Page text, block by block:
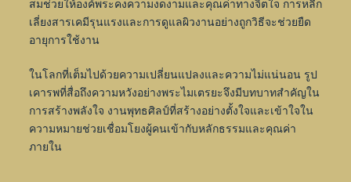
สมช่วยให้องค์พระคงความงดงามและคุณค่าทางจิตใจ การหลีก
เลี่ยงสารเคมีรุนแรงและการดูแลผิวงานอย่างถูกวิธีจะช่วยยืด
อายุการใช้งาน
ในโลกที่เต็มไปด้วยความเปลี่ยนแปลงและความไม่แน่นอน รูป
เคารพที่สื่อถึงความหวังอย่างพระไมเตรยะจึงมีบทบาทสำคัญใน
การสร้างพลังใจ งานพุทธศิลป์ที่สร้างอย่างตั้งใจและเข้าใจใน
ความหมายช่วยเชื่อมโยงผู้คนเข้ากับหลักธรรมและคุณค่า
ภายใน